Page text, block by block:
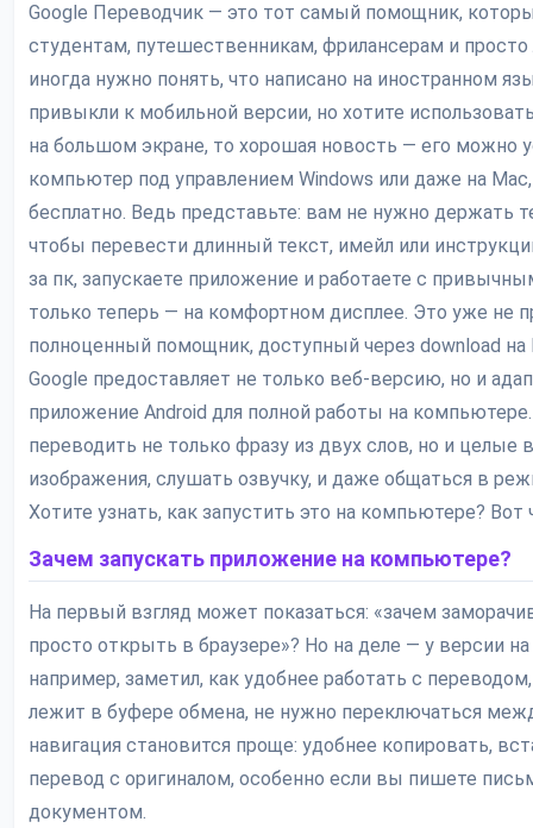
Google Переводчик — это тот самый помощник,
студентам, путешественникам, фрилансерам и
иногда нужно понять, что написано на иностранном
привыкли к мобильной версии, но хотите
на большом экране, то хорошая новость — его можно
компьютер под управлением Windows или даже на
бесплатно. Ведь представьте: вам не нужно держать
чтобы перевести длинный текст, имейл или
за пк, запускаете приложение и работаете с
только теперь — на комфортном дисплее. Это уже не
полноценный помощник, доступный через download
Google предоставляет не только веб-версию, но и
приложение Android для полной работы на
переводить не только фразу из двух слов, но и целые
изображения, слушать озвучку, и даже общаться в
Хотите узнать, как запустить это на компьютере? Вот
Зачем запускать приложение на компьютере?
На первый взгляд может показаться: «зачем
просто открыть в браузере»? Но на деле — у версии
например, заметил, как удобнее работать с
лежит в буфере обмена, не нужно переключаться
навигация становится проще: удобнее копировать,
перевод с оригиналом, особенно если вы пишете
документом.